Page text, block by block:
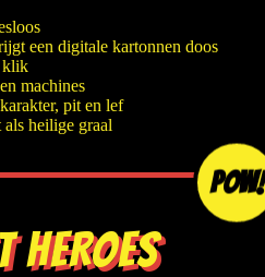
een digitale kartonnen doos
klik
machines
pit en lef
heilige graal
POW!
HEROES